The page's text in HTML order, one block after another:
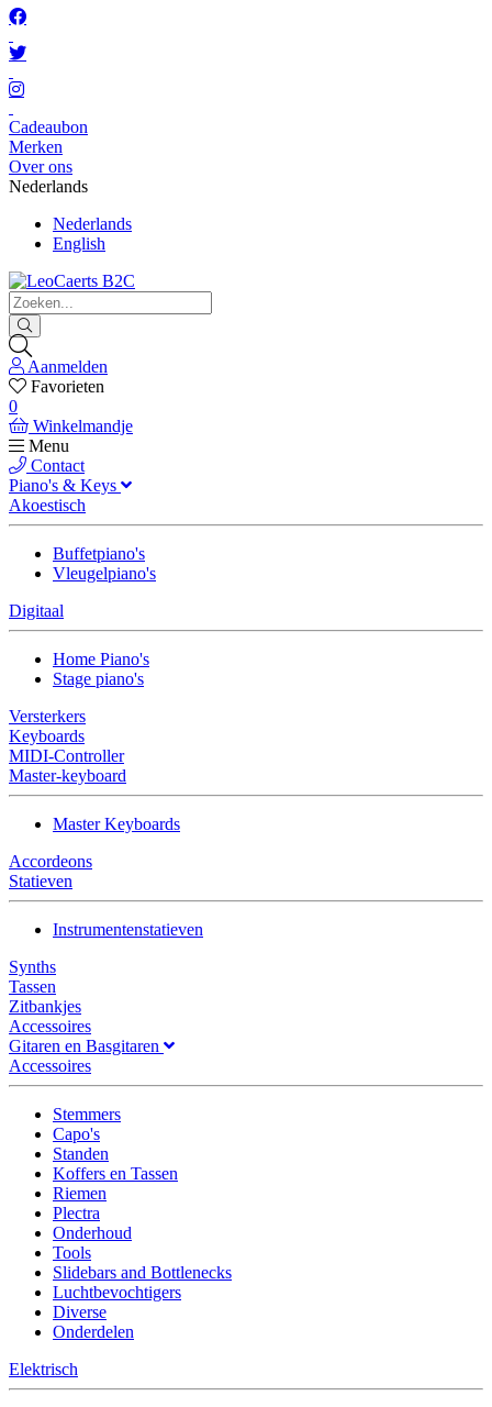
Cadeaubon
Merken
Over ons
Nederlands
Nederlands
English
Aanmelden
Favorieten
0
Winkelmandje
Menu
Contact
Piano's & Keys
Akoestisch
Buffetpiano's
Vleugelpiano's
Digitaal
Home Piano's
Stage piano's
Versterkers
Keyboards
MIDI-Controller
Master-keyboard
Master Keyboards
Accordeons
Statieven
Instrumentenstatieven
Synths
Tassen
Zitbankjes
Accessoires
Gitaren en Basgitaren
Accessoires
Stemmers
Capo's
Standen
Koffers en Tassen
Riemen
Plectra
Onderhoud
Tools
Slidebars and Bottlenecks
Luchtbevochtigers
Diverse
Onderdelen
Elektrisch